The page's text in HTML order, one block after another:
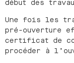
début des
Une fois les
pré-ouverture
certificat de
procéder à